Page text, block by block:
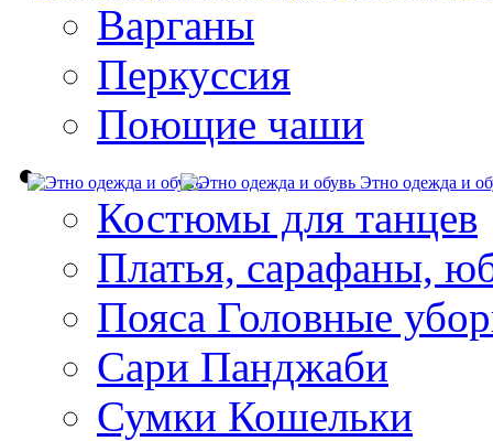
Варганы
Перкуссия
Поющие чаши
Этно одежда и
Костюмы для танцев
Платья, сарафаны,
Пояса Головные
Сари Панджаби
Сумки Кошельки